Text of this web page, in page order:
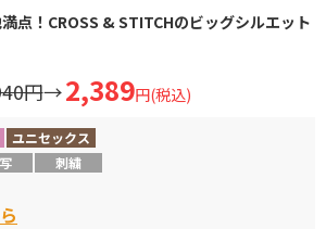
点！CROSS & STITCHのビッグシルエット
円→2,389円(税込)
ユニセックス
刺繍